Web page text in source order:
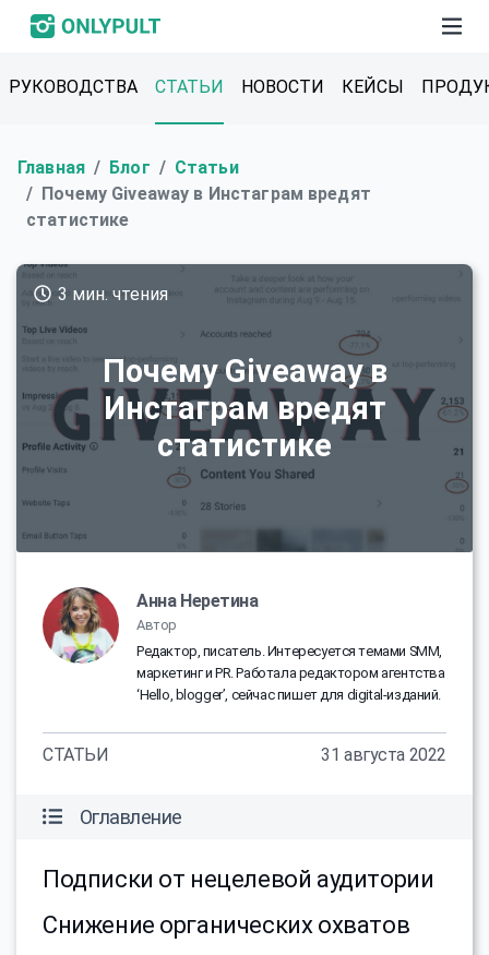
РУКОВОДСТВА СТАТЬИ НОВОСТИ КЕЙСЫ
Главная Блог
Статьи
Почему Giveaway в Инстаграм вредят
статистике
Почему Giveaway в
Инстаграм вредят
статистике
3 мин. чтения
Анна Неретина
Автор
Редактор, писатель. Интересуется темами SMM,
маркетинг и PR. Работала редактором агентства
‘Hello, blogger’, сейчас пишет для digital-изданий.
СТАТЬИ 31 августа 2022
Оглавление
Подписки от нецелевой аудитории
Снижение органических охватов